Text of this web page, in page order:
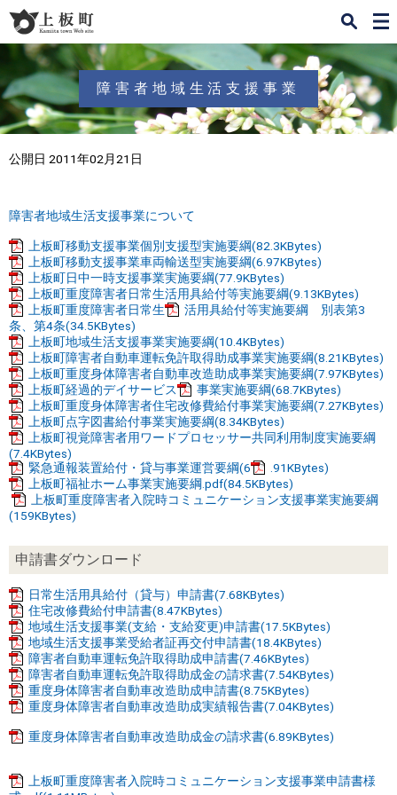
ュ
ー
障害者地域生活支援事業
公開日 2011年02月21日
障害者地域生活支援事業について
上板町移動支援事業個別支援型実施要綱(82.3KBytes)
上板町移動支援事業車両輸送型実施要綱(6.97KBytes)
上板町日中一時支援事業実施要綱(77.9KBytes)
上板町重度障害者日常生活用具給付等実施要綱(9.13KBytes)
上板町重度障害者日常生
活用具給付等実施要綱 別表第3
条、第4条(34.5KBytes)
上板町地域生活支援事業実施要綱(10.4KBytes)
上板町障害者自動車運転免許取得助成事業実施要綱(8.21KBytes)
上板町重度身体障害者自動車改造助成事業実施要綱(7.97KBytes)
上板町経過的デイサービス
事業実施要綱(68.7KBytes)
上板町重度身体障害者住宅改修費給付事業実施要綱(7.27KBytes)
上板町点字図書給付事業実施要綱(8.34KBytes)
上板町視覚障害者用ワードプロセッサー共同利用制度実施要綱
(7.4KBytes)
緊急通報装置給付・貸与事業運営要綱(6
.91KBytes)
上板町福祉ホーム事業実施要綱.pdf(84.5KBytes)
上板町重度障害者入院時コミュニケーション支援事業実施要綱
(159KBytes)
申請書ダウンロード
日常生活用具給付（貸与）申請書(7.68KBytes)
住宅改修費給付申請書(8.47KBytes)
地域生活支援事業(支給・支給変更)申請書(17.5KBytes)
地域生活支援事業受給者証再交付申請書(18.4KBytes)
障害者自動車運転免許取得助成申請書(7.46KBytes)
障害者自動車運転免許取得助成金の請求書(7.54KBytes)
重度身体障害者自動車改造助成申請書(8.75KBytes)
重度身体障害者自動車改造助成実績報告書(7.04KBytes)
重度身体障害者自動車改造助成金の請求書(6.89KBytes)
上板町重度障害者入院時コミュニケーション支援事業申請書様